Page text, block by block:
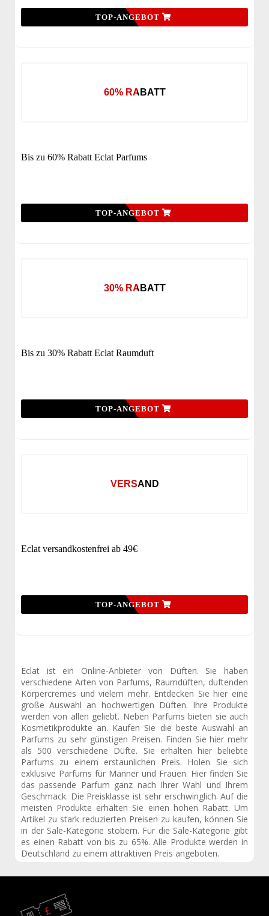
TOP-ANGEBOT
60% RABATT
Bis zu 60% Rabatt Eclat Parfums
TOP-ANGEBOT
30% RABATT
Bis zu 30% Rabatt Eclat Raumduft
TOP-ANGEBOT
VERSAND
Eclat versandkostenfrei ab 49€
TOP-ANGEBOT
Eclat ist ein Online-Anbieter von Düften. Sie haben
verschiedene Arten von Parfums, Raumdüften, duftenden
Körpercremes und vielem mehr. Entdecken Sie hier eine
große Auswahl an hochwertigen Düften. Ihre Produkte
werden von allen geliebt. Neben Parfums bieten sie auch
Kosmetikprodukte an. Kaufen Sie die beste Auswahl an
Parfums zu sehr günstigen Preisen. Finden Sie hier mehr
als 500 verschiedene Düfte. Sie erhalten hier beliebte
Parfums zu einem erstaunlichen Preis. Holen Sie sich
exklusive Parfums für Männer und Frauen. Hier finden Sie
das passende Parfum ganz nach Ihrer Wahl und Ihrem
Geschmack. Die Preisklasse ist sehr erschwinglich. Auf die
meisten Produkte erhalten Sie einen hohen Rabatt. Um
Artikel zu stark reduzierten Preisen zu kaufen, können Sie
in der Sale-Kategorie stöbern. Für die Sale-Kategorie gibt
es einen Rabatt von bis zu 65%. Alle Produkte werden in
Deutschland zu einem attraktiven Preis angeboten.